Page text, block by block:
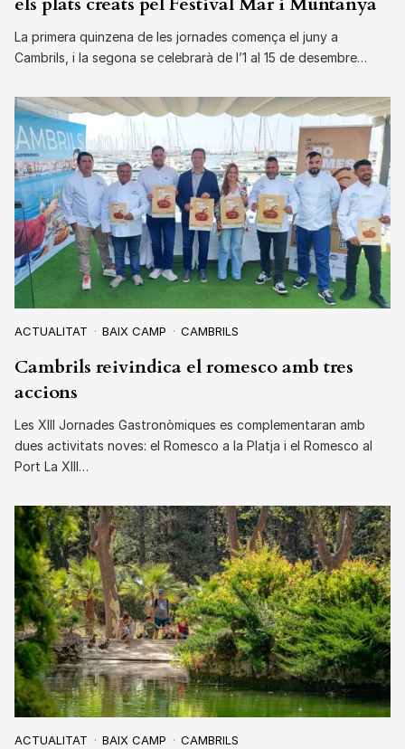
La primera quinzena de les jornades comença el juny a
Cambrils, i la segona se celebrarà de l’1 al 15 de desembre…
ACTUALITAT BAIX CAMP CAMBRILS
Cambrils reivindica el romesco amb tres
accions
Les XIII Jornades Gastronòmiques es complementaran amb
dues activitats noves: el Romesco a la Platja i el Romesco al
Port La XIII…
ACTUALITAT BAIX CAMP CAMBRILS